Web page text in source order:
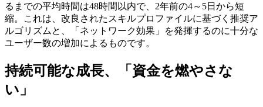
るまでの平均時間は48時間以内で、2年前の4～5日から短
縮。これは、改良されたスキルプロファイルに基づく推奨ア
ルゴリズムと、「ネットワーク効果」を発揮するのに十分な
ユーザー数の増加によるものです。
持続可能な成長、「資金を燃やさな
い」